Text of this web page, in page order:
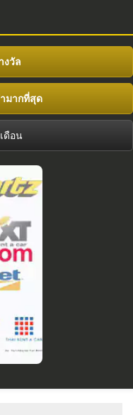
งวัล
มากที่สุด
ดือน